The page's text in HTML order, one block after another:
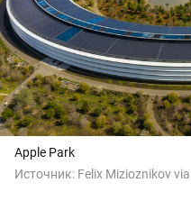
Apple Park
Источник: Felix Mizioznikov